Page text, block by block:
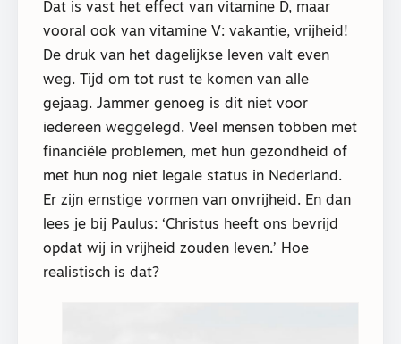
Dat is vast het effect van vitamine D, maar
vooral ook van vitamine V: vakantie, vrijheid!
De druk van het dagelijkse leven valt even
weg. Tijd om tot rust te komen van alle
gejaag. Jammer genoeg is dit niet voor
iedereen weggelegd. Veel mensen tobben met
financiële problemen, met hun gezondheid of
met hun nog niet legale status in Nederland.
Er zijn ernstige vormen van onvrijheid. En dan
lees je bij Paulus: ‘Christus heeft ons bevrijd
opdat wij in vrijheid zouden leven.’ Hoe
realistisch is dat?